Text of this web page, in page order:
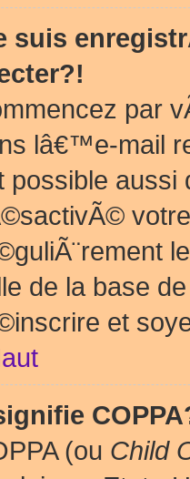
suis
par
lâ€™e-mail
possible
de la base
et
(ou Child